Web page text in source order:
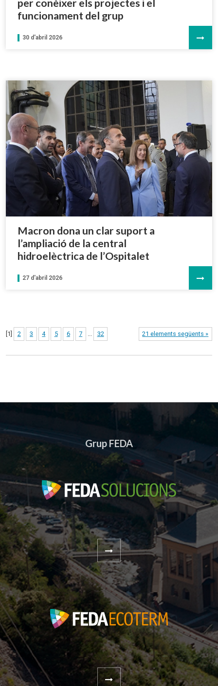
per conèixer els projectes i el
funcionament del grup
30 d'abril 2026
Macron dona un clar suport a
l’ampliació de la central
hidroelèctrica de l’Ospitalet
27 d'abril 2026
21 elements següents »
1 2 3 4 5 6 7 ... 32
Grup FEDA